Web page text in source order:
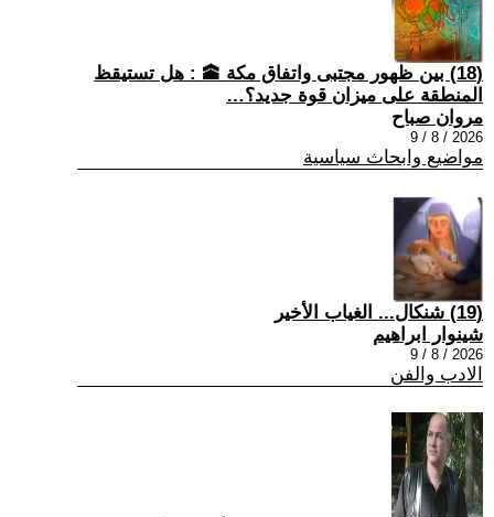
(18) بين ظهور مجتبى واتفاق مكة 🕋 : هل تستيقظ
المنطقة على ميزان قوة جديد؟…
مروان صباح
2026 / 8 / 9
مواضيع وابحاث سياسية
(19) شنكال... الغياب الأخير
شينوار ابراهيم
2026 / 8 / 9
الادب والفن